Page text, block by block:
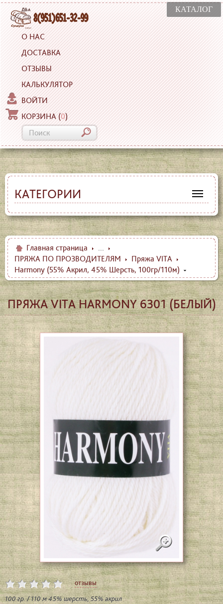
КАТАЛОГ
О НАС
ДОСТАВКА
ОТЗЫВЫ
КАЛЬКУЛЯТОР
ВОЙТИ
КОРЗИНА (0)
КАТЕГОРИИ
Главная страница
...
ПРЯЖА ПО ПРОЗВОДИТЕЛЯМ
Пряжа VITA
Harmony (55% Акрил, 45% Шерсть, 100гр/110м)
ПРЯЖА VITA HARMONY 6301 (БЕЛЫЙ)
отзывы
100 гр. / 110 м 45% шерсть, 55% акрил